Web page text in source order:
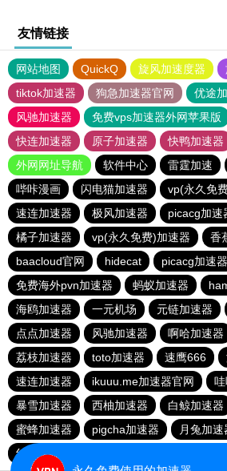
友情链接
网站地图 QuickQ 旋风加速度器
tiktok加速器
狗急加速器官网
优途
风驰加速器
免费vps加速器外网苹果版
快连加速器
原子加速器 快鸭加速器
外网网址导航
软件中心 雷霆加速
哔咔漫画
闪电猫加速器
vp(永久免
速连加速器
极风加速器 picacg加速
橘子加速器
vp(永久免费)加速器 香
baacloud官网
hidecat
picacg加速器
免费海外pvn加速器
蚂蚁加速器
海鸥加速器
一元机场 元链加速器
点点加速器
风驰加速器 啊哈加速器
荔枝加速器
toto加速器 速鹰666
速连加速器
ikuuu.me加速器官网
暴雪加速器
西柚加速器 白鲸加速器
蜜蜂加速器
pigcha加速器 月兔加速
红海pro官网